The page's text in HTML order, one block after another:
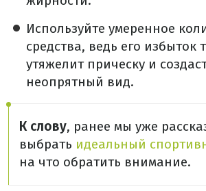
Используйте умеренное
средства, ведь его избыток
утяжелит прическу и
неопрятный вид.
К слову, ранее мы уже
выбрать идеальный
на что обратить внимание.